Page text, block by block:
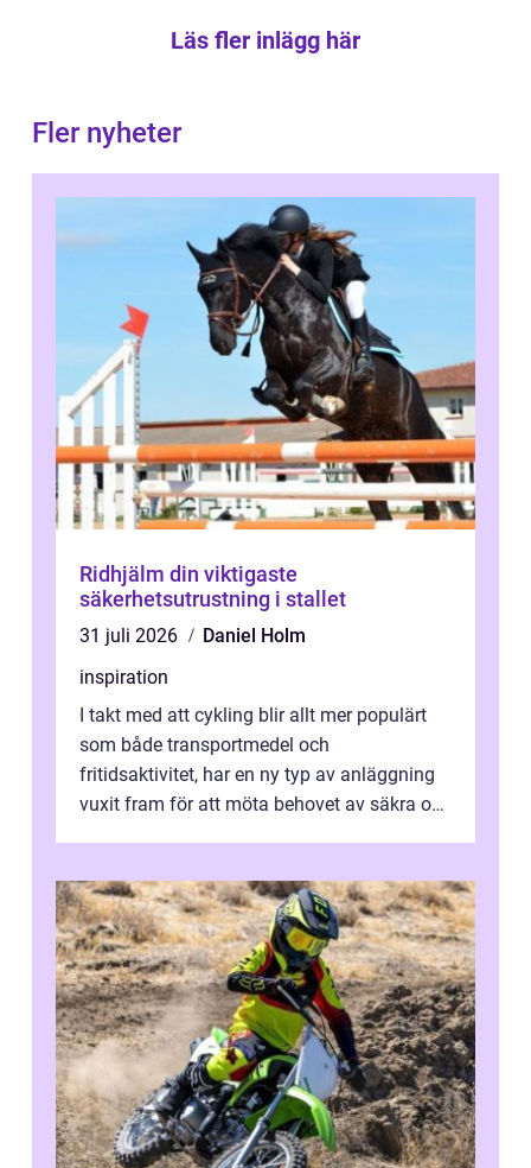
Läs fler inlägg här
Fler nyheter
Ridhjälm din viktigaste
säkerhetsutrustning i stallet
31 juli 2026
Daniel Holm
inspiration
I takt med att cykling blir allt mer populärt
som både transportmedel och
fritidsaktivitet, har en ny typ av anläggning
vuxit fram för att möta behovet av säkra och